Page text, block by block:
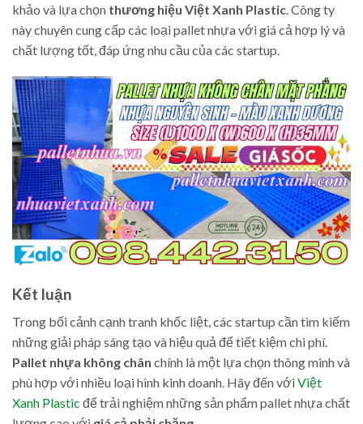
khảo và lựa chọn thương hiệu Việt Xanh Plastic . Công ty
này chuyên cung cấp các loại pallet nhựa với giá cả hợp lý và
chất lượng tốt, đáp ứng nhu cầu của các startup.
Kết luận
Trong bối cảnh cạnh tranh khốc liệt, các startup cần tìm kiếm
những giải pháp sáng tạo và hiệu quả để tiết kiệm chi phí.
Pallet nhựa không chân chính là một lựa chọn thông minh và
phù hợp với nhiều loại hình kinh doanh. Hãy đến vớiViệt
Xanh Plastic để trải nghiệm những sản phẩm pallet nhựa chất